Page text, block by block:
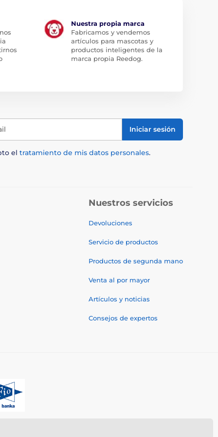
Nuestra propia marca
Fabricamos y vendemos
artículos para mascotas y
productos inteligentes de la
marca propia Reedog.
Iniciar sesión
el tratamiento de mis datos personales.
Nuestros servicios
Devoluciones
Servicio de productos
Productos de segunda mano
Venta al por mayor
Artículos y noticias
Consejos de expertos